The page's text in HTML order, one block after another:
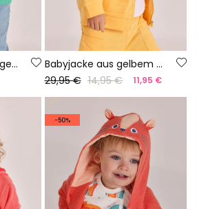
Babystrickjacke gelb gestreift
Babyjacke aus gelbem Frottee.
29,95 € 14,95 € 11,95 €
-50%